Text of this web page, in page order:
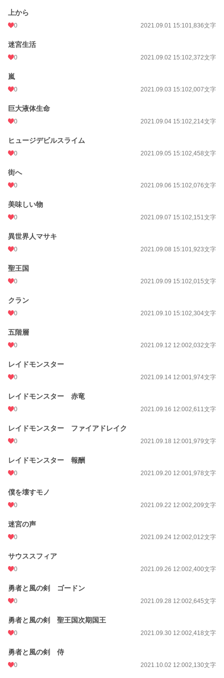
上から
0 2021.09.01 15:101,836文字
迷宮生活
0 2021.09.02 15:102,372文字
嵐
0 2021.09.03 15:102,007文字
巨大液体生命
0 2021.09.04 15:102,214文字
ヒュージデビルスライム
0 2021.09.05 15:102,458文字
街へ
0 2021.09.06 15:102,076文字
美味しい物
0 2021.09.07 15:102,151文字
異世界人マサキ
0 2021.09.08 15:101,923文字
聖王国
0 2021.09.09 15:102,015文字
クラン
0 2021.09.10 15:102,304文字
五階層
0 2021.09.12 12:002,032文字
レイドモンスター
0 2021.09.14 12:001,974文字
レイドモンスター 赤竜
0 2021.09.16 12:002,611文字
レイドモンスター ファイアドレイク
0 2021.09.18 12:001,979文字
レイドモンスター 報酬
0 2021.09.20 12:001,978文字
僕を壊すモノ
0 2021.09.22 12:002,209文字
迷宮の声
0 2021.09.24 12:002,012文字
サウススフィア
0 2021.09.26 12:002,400文字
勇者と風の剣 ゴードン
0 2021.09.28 12:002,645文字
勇者と風の剣 聖王国次期国王
0 2021.09.30 12:002,418文字
勇者と風の剣 侍
0 2021.10.02 12:002,130文字